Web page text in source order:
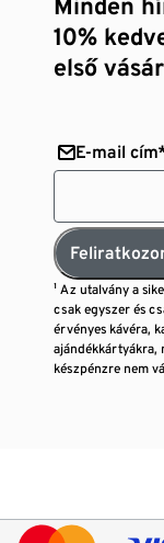
10%
első
E-mail
¹ Az utalvány a
csak egyszer és
érvényes kávéra,
ajándékkártyákra,
készpénzre nem